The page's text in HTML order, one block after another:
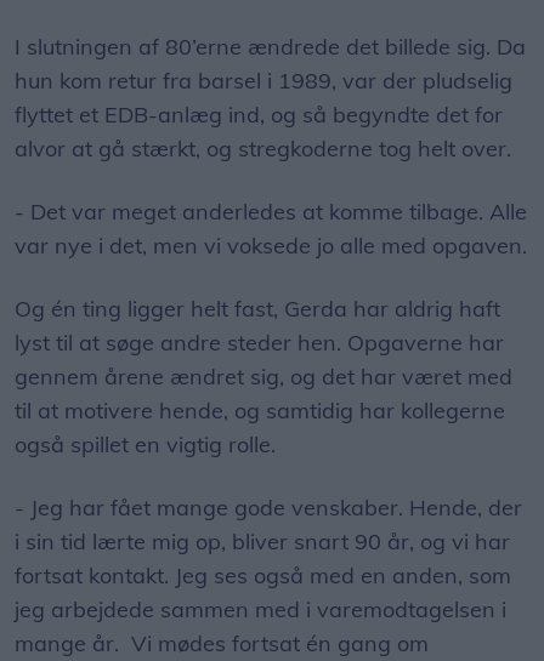
I slutningen af 80’erne ændrede det billede sig. Da
hun kom retur fra barsel i 1989, var der pludselig
flyttet et EDB-anlæg ind, og så begyndte det for
alvor at gå stærkt, og stregkoderne tog helt over.
- Det var meget anderledes at komme tilbage. Alle
var nye i det, men vi voksede jo alle med opgaven.
Og én ting ligger helt fast, Gerda har aldrig haft
lyst til at søge andre steder hen. Opgaverne har
gennem årene ændret sig, og det har været med
til at motivere hende, og samtidig har kollegerne
også spillet en vigtig rolle.
- Jeg har fået mange gode venskaber. Hende, der
i sin tid lærte mig op, bliver snart 90 år, og vi har
fortsat kontakt. Jeg ses også med en anden, som
jeg arbejdede sammen med i varemodtagelsen i
mange år. Vi mødes fortsat én gang om